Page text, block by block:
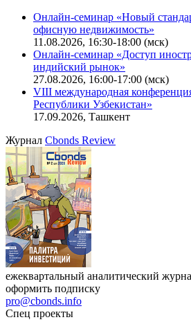
Онлайн-семинар «Новый
офисную недвижимость»
11.08.2026, 16:30-18:00 (мск)
Онлайн-семинар «Доступ
индийский рынок»
27.08.2026, 16:00-17:00 (мск)
VIII международная
Республики Узбекистан»
17.09.2026, Ташкент
Журнал Cbonds Review
ежеквартальный аналитический
оформить подписку
pro@cbonds.info
Спец проекты